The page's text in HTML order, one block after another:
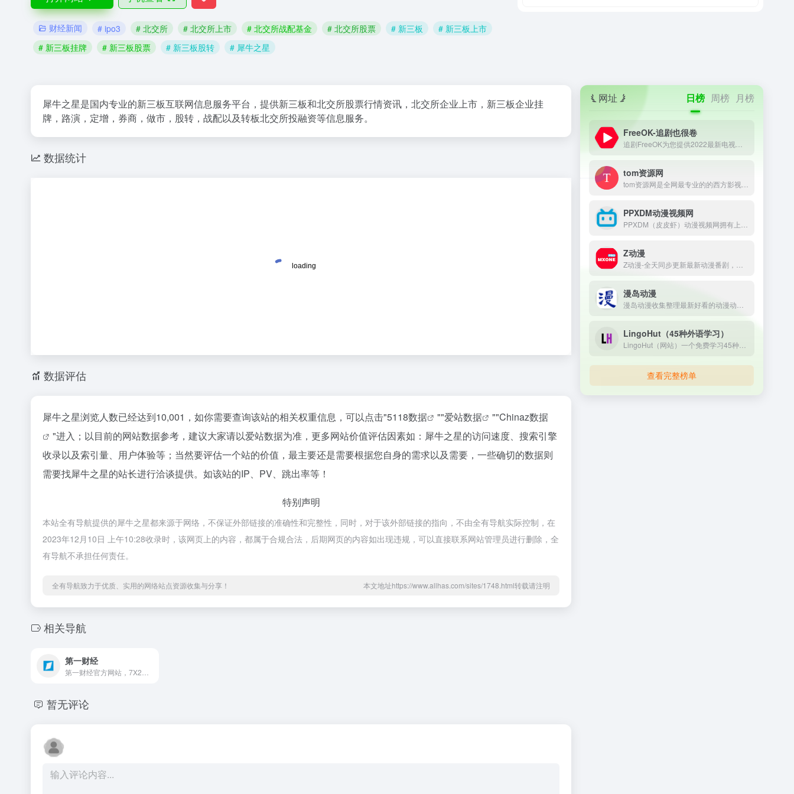
财经新闻 # ipo3 # 北交所 # 北交所上市 # 北交所战配基金 # 北交所股票 # 新三板
# 新三板上市
# 新三板挂牌
# 新三板股票 # 新三板股转 # 犀牛之星
犀牛之星是国内专业的新三板互联网信息服务平台，提供新三板和北交所股票行情资讯，北交所企业上市，新三板企业挂
牌，路演，定增，券商，做市，股转，战配以及转板北交所投融资等信息服务。
数据统计
数据评估
犀牛之星浏览人数已经达到10,001，如你需要查询该站的相关权重信息，可以点击"5118数据 ""爱站数据 ""Chinaz数据
"进入；以目前的网站数据参考，建议大家请以爱站数据为准，更多网站价值评估因素如：犀牛之星的访问速度、搜索引擎
收录以及索引量、用户体验等；当然要评估一个站的价值，最主要还是需要根据您自身的需求以及需要，一些确切的数据则
需要找犀牛之星的站长进行洽谈提供。如该站的IP、PV、跳出率等！
特别声明
本站全有导航提供的犀牛之星都来源于网络，不保证外部链接的准确性和完整性，同时，对于该外部链接的指向，不由全有导航实际控制，在
2023年12月10日 上午10:28收录时，该网页上的内容，都属于合规合法，后期网页的内容如出现违规，可以直接联系网站管理员进行删除，全
有导航不承担任何责任。
全有导航致力于优质、实用的网络站点资源收集与分享！ 本文地址https://www.allhas.com/sites/1748.html转载请注明
相关导航
第一财经
暂无评论
网址 日榜 周榜 月榜
FreeOK-追剧也很卷
tom资源网
PPXDM动漫视频网
Z动漫
漫岛动漫
LingoHut（45种外语学习）
查看完整榜单